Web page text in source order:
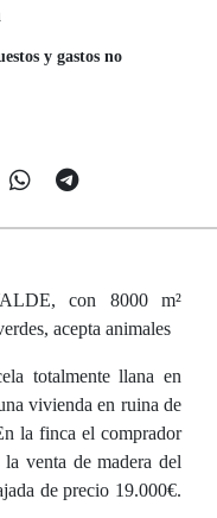
y gastos no
con 8000 m²
acepta animales
totalmente llana en
vivienda en ruina de
la finca el comprador
venta de madera del
de precio 19.000€.